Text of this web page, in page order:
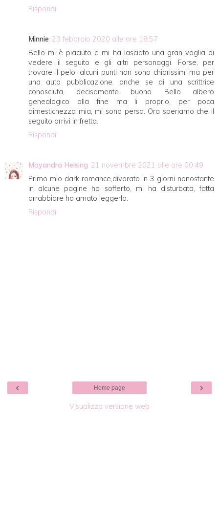
Rispondi
Minnie 23 febbraio 2020 alle ore 18:57
Bello mi è piaciuto e mi ha lasciato una gran voglia di
vedere il seguito e gli altri personaggi. Forse, per
trovare il pelo, alcuni punti non sono chiarissimi ma per
una auto pubblicazione, anche se di una scrittrice
conosciuta, decisamente buono. Bello albero
genealogico alla fine ma li proprio, per poca
dimestichezza mia, mi sono persa. Ora speriamo che il
seguito arrivi in fretta.
Rispondi
Mayandra Helsing 21 novembre 2021 alle ore 00:49
Primo mio dark romance,divorato in 3 giorni nonostante
in alcune pagine ho sofferto, mi ha disturbata, fatta
arrabbiare ho amato leggerlo.
Rispondi
‹ ›
Home page
Visualizza versione web